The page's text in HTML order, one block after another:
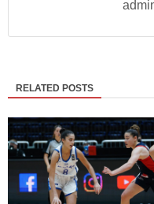
RELATED POSTS